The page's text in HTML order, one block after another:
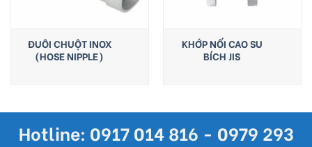
ĐUÔI CHUỘT INOX
(HOSE NIPPLE)
KHỚP NỐI CAO SU
BÍCH JIS
Hotline: 0917 014 816 - 0979 293